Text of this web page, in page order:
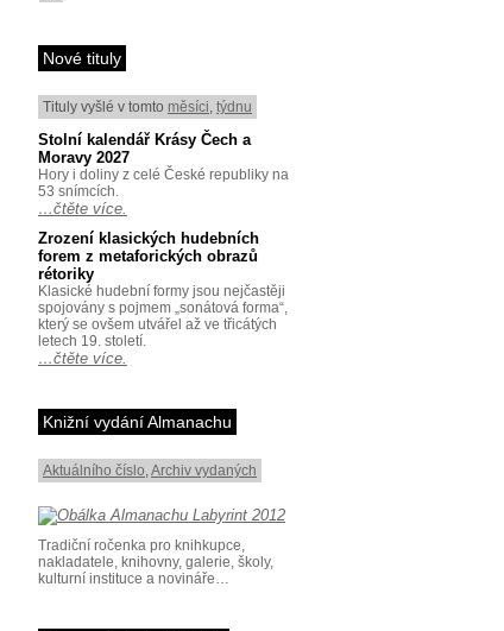
Nové tituly
Tituly vyšlé v tomto měsíci, týdnu
Stolní kalendář Krásy Čech a
Moravy 2027
Hory i doliny z celé České republiky na
53 snímcích.
…čtěte více.
Zrození klasických hudebních
forem z metaforických obrazů
rétoriky
Klasické hudební formy jsou nejčastěji
spojovány s pojmem „sonátová forma“,
který se ovšem utvářel až ve třicátých
letech 19. století.
…čtěte více.
Knižní vydání Almanachu
Aktuálního číslo,Archiv vydaných
Tradiční ročenka pro knihkupce,
nakladatele, knihovny, galerie, školy,
kulturní instituce a novináře…